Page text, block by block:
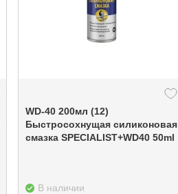
WD-40 200мл (12)
Быстросохнущая силиконовая
смазка SPECIALIST+WD40 50ml
В наличии